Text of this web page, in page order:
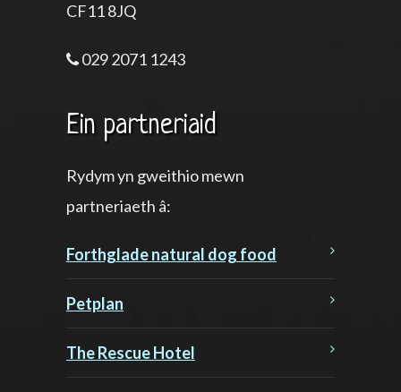
CF11 8JQ
029 2071 1243
Ein partneriaid
Rydym yn gweithio mewn
partneriaeth â:
Forthglade natural dog food
Petplan
The Rescue Hotel